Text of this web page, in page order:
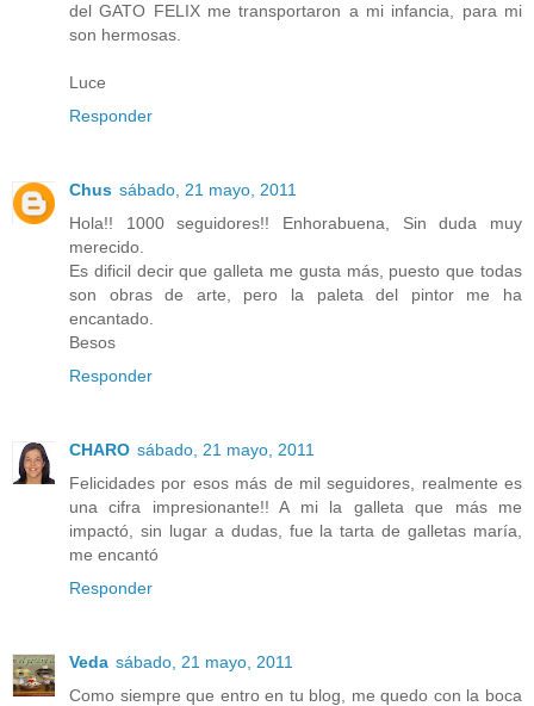
del GATO FELIX me transportaron a mi infancia, para mi
son hermosas.
Luce
Responder
Chus sábado, 21 mayo, 2011
Hola!! 1000 seguidores!! Enhorabuena, Sin duda muy
merecido.
Es dificil decir que galleta me gusta más, puesto que todas
son obras de arte, pero la paleta del pintor me ha
encantado.
Besos
Responder
CHARO sábado, 21 mayo, 2011
Felicidades por esos más de mil seguidores, realmente es
una cifra impresionante!! A mi la galleta que más me
impactó, sin lugar a dudas, fue la tarta de galletas maría,
me encantó
Responder
Veda sábado, 21 mayo, 2011
Como siempre que entro en tu blog, me quedo con la boca